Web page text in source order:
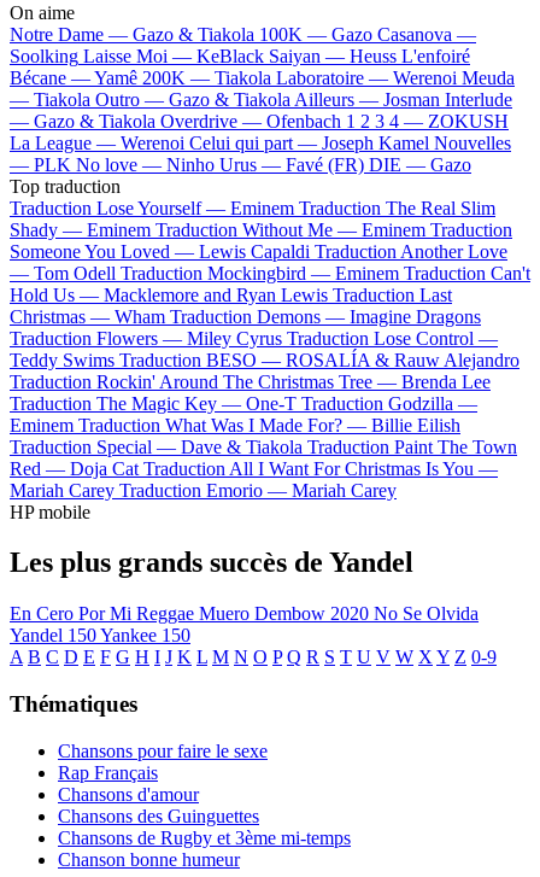
On aime
Notre Dame — Gazo & Tiakola 100K — Gazo Casanova —
Soolking Laisse Moi — KeBlack Saiyan — Heuss L'enfoiré
Bécane —Yamê 200K — Tiakola Laboratoire — Werenoi Meuda
— Tiakola Outro — Gazo & Tiakola Ailleurs — Josman Interlude
— Gazo & Tiakola Overdrive — Ofenbach 1 2 3 4 — ZOKUSH
La League — Werenoi Celui qui part — Joseph Kamel Nouvelles
— PLK No love — Ninho Urus — Favé (FR) DIE — Gazo
Top traduction
Traduction Lose Yourself — Eminem Traduction The Real Slim
Shady — Eminem Traduction Without Me — Eminem Traduction
Someone You Loved — Lewis Capaldi Traduction Another Love
— Tom Odell Traduction Mockingbird — Eminem Traduction Can't
Hold Us — Macklemore and Ryan Lewis Traduction Last
Christmas — Wham Traduction Demons — Imagine Dragons
Traduction Flowers — Miley Cyrus Traduction Lose Control —
Teddy Swims Traduction BESO — ROSALÍA & Rauw Alejandro
Traduction Rockin' Around The Christmas Tree — Brenda Lee
Traduction The Magic Key — One-T Traduction Godzilla —
Eminem Traduction What Was I Made For? — Billie Eilish
Traduction Special — Dave & Tiakola Traduction Paint The Town
Red — Doja Cat Traduction All I Want For Christmas Is You —
Mariah Carey Traduction Emorio — Mariah Carey
HP mobile
Les plus grands succès de Yandel
En Cero Por Mi Reggae Muero Dembow 2020 No Se Olvida
Yandel 150Yankee 150
A B C D E F G H I J K L M N O P Q R S T U V W X Y Z 0-9
Thématiques
Chansons pour faire le sexe
Rap Français
Chansons d'amour
Chansons des Guinguettes
Chansons de Rugby et 3ème mi-temps
Chanson bonne humeur